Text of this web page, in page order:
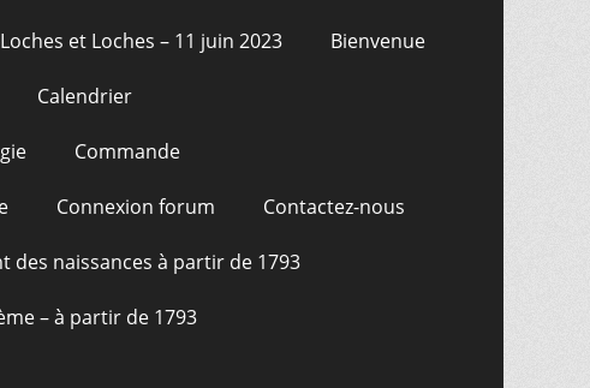
et Loches – 11 juin 2023 Bienvenue
Calendrier
Commande
Connexion forum Contactez-nous
des naissances à partir de 1793
– à partir de 1793